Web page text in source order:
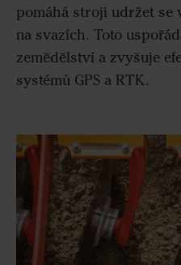
pomáhá stroji udržet se
na svazích. Toto
zemědělství a zvyšuje
systémů GPS a RTK.